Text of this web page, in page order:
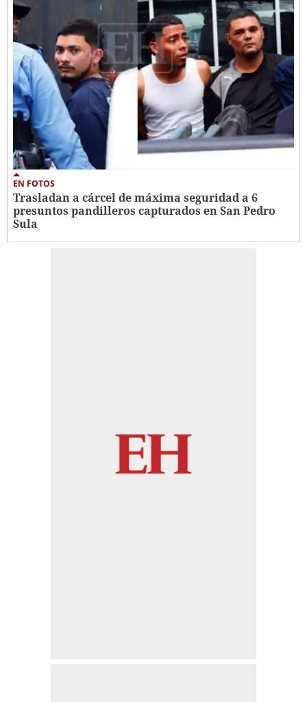
EN FOTOS
Trasladan a cárcel de máxima seguridad a 6
presuntos pandilleros capturados en San Pedro
Sula